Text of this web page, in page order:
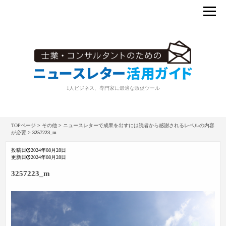
1人ビジネス、専門家に最適な販促ツール
TOPページ > その他 > ニュースレターで成果を出すには読者から感謝されるレベルの内容
が必要 >3257223_m
投稿日
2024年08月28日
更新日
2024年08月28日
3257223_m